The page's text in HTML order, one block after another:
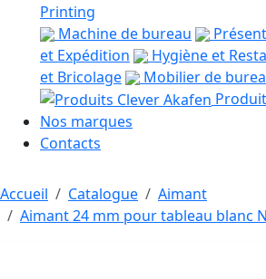
Printing
Machine de bureau
et Expédition
Hygiène et
et Bricolage
Mobilier de
Nos marques
Contacts
Accueil Catalogue
Aimant
Aimant 24 mm pour tableau blanc